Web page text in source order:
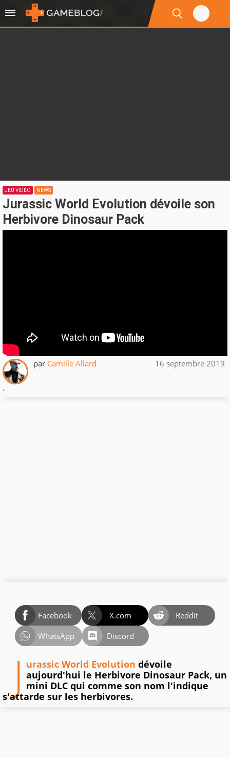
JEU VIDÉO NEWS
Jurassic World Evolution dévoile son
Herbivore Dinosaur Pack
par Camille Allard 16 septembre 2019
.
Facebook X.com
Reddit
WhatsApp
Discord
J urassic World Evolution dévoile
aujourd'hui le Herbivore Dinosaur Pack, un
mini DLC qui comme son nom l'indique
s'attarde sur les herbivores.